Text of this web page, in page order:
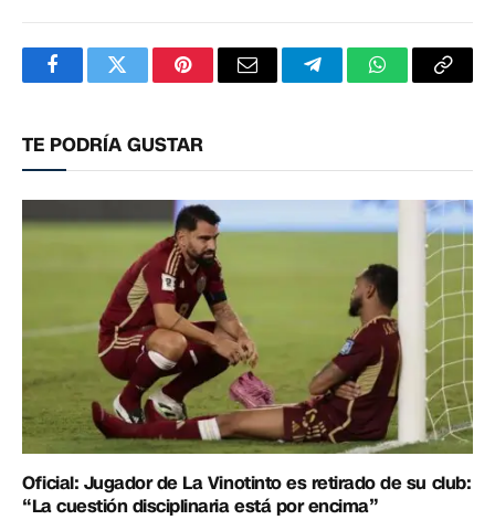
FacebookTwitterPinterestCorreoTelegramWhatsApp
TE PODRÍA GUSTAR
Oficial: Jugador de La Vinotinto es retirado de su club:
“La cuestión disciplinaria está por encima”